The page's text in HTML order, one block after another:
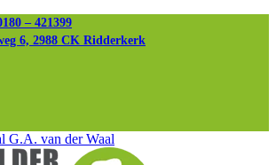
– 421399
6, 2988 CK Ridderkerk
G.A. van der Waal